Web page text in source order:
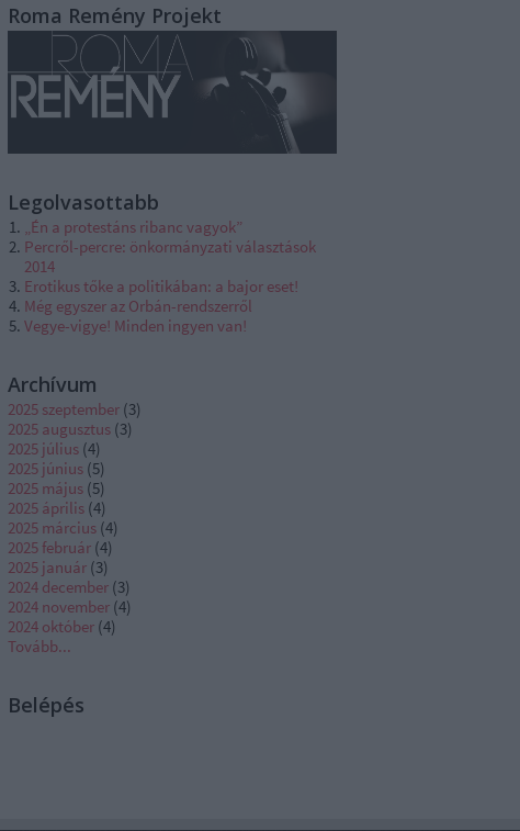
Roma Remény Projekt
Legolvasottabb
„Én a protestáns ribanc vagyok”
Percről-percre: önkormányzati választások
2014
Erotikus tőke a politikában: a bajor eset!
Még egyszer az Orbán-rendszerről
Vegye-vigye! Minden ingyen van!
Archívum
2025 szeptember (3)
2025 augusztus (3)
2025 július (4)
2025 június (5)
2025 május (5)
2025 április (4)
2025 március (4)
2025 február (4)
2025 január (3)
2024 december (3)
2024 november (4)
2024 október (4)
Tovább...
Belépés